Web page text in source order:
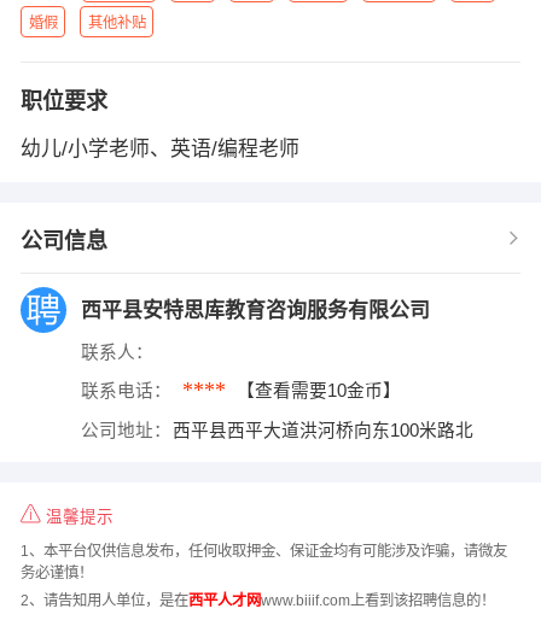
婚假 其他补贴
职位要求
幼儿/小学老师、英语/编程老师
公司信息
西平县安特思库教育咨询服务有限公司
联系人：
联系电话： **** 【查看需要10金币】
公司地址： 西平县西平大道洪河桥向东100米路北
温馨提示
1、本平台仅供信息发布，任何收取押金、保证金均有可能涉及诈骗，请微友
务必谨慎！
2、请告知用人单位，是在西平人才网www.biiif.com上看到该招聘信息的！